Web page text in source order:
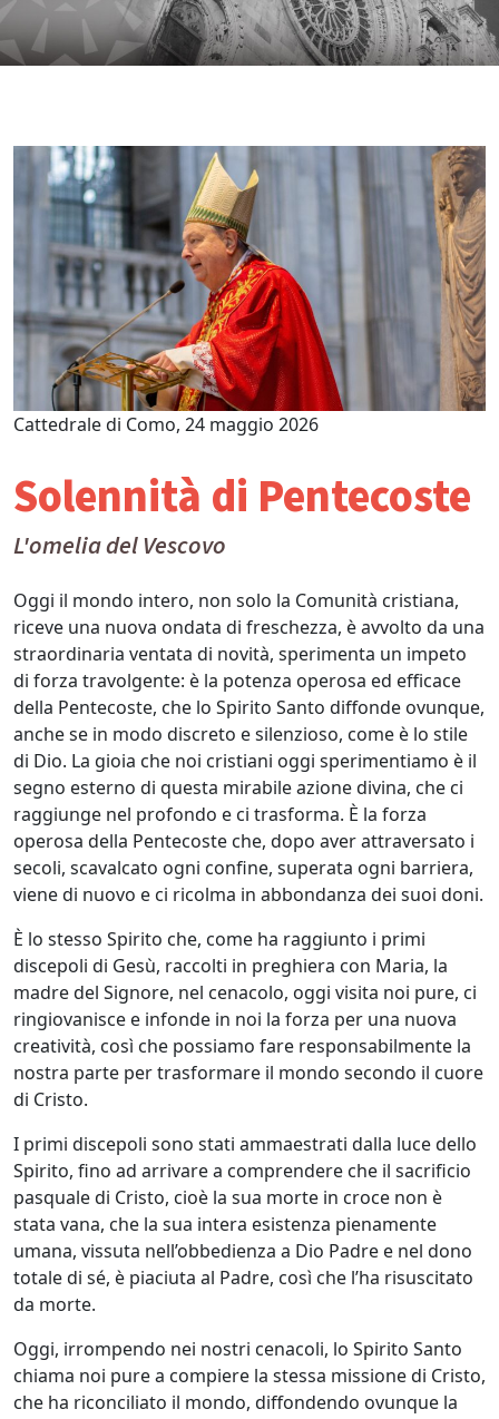
Cattedrale di Como, 24 maggio 2026
Solennità di Pentecoste
L'omelia del Vescovo
Oggi il mondo intero, non solo la Comunità cristiana,
riceve una nuova ondata di freschezza, è avvolto da una
straordinaria ventata di novità, sperimenta un impeto
di forza travolgente: è la potenza operosa ed efficace
della Pentecoste, che lo Spirito Santo diffonde ovunque,
anche se in modo discreto e silenzioso, come è lo stile
di Dio. La gioia che noi cristiani oggi sperimentiamo è il
segno esterno di questa mirabile azione divina, che ci
raggiunge nel profondo e ci trasforma. È la forza
operosa della Pentecoste che, dopo aver attraversato i
secoli, scavalcato ogni confine, superata ogni barriera,
viene di nuovo e ci ricolma in abbondanza dei suoi doni.
È lo stesso Spirito che, come ha raggiunto i primi
discepoli di Gesù, raccolti in preghiera con Maria, la
madre del Signore, nel cenacolo, oggi visita noi pure, ci
ringiovanisce e infonde in noi la forza per una nuova
creatività, così che possiamo fare responsabilmente la
nostra parte per trasformare il mondo secondo il cuore
di Cristo.
I primi discepoli sono stati ammaestrati dalla luce dello
Spirito, fino ad arrivare a comprendere che il sacrificio
pasquale di Cristo, cioè la sua morte in croce non è
stata vana, che la sua intera esistenza pienamente
umana, vissuta nell’obbedienza a Dio Padre e nel dono
totale di sé, è piaciuta al Padre, così che l’ha risuscitato
da morte.
Oggi, irrompendo nei nostri cenacoli, lo Spirito Santo
chiama noi pure a compiere la stessa missione di Cristo,
che ha riconciliato il mondo, diffondendo ovunque la